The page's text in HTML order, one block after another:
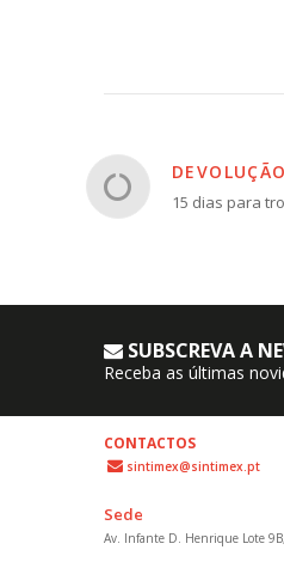
15 dias para
SUBSCREVA A
Receba as últimas
CONTACTOS
sintimex@sintimex.pt
Sede
Av. Infante D. Henrique Lote